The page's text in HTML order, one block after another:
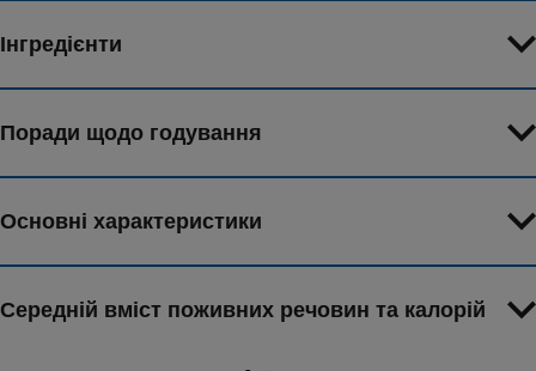
Інгредієнти
Поради щодо годування
Основні характеристики
Середній вміст поживних речовин та калорій